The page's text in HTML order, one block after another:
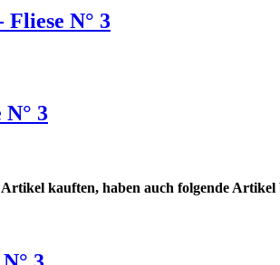
N° 3
3
kauften, haben auch folgende Artikel